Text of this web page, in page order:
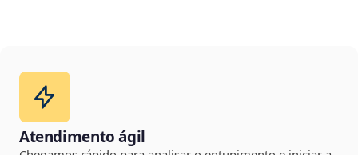
Atendimento ágil